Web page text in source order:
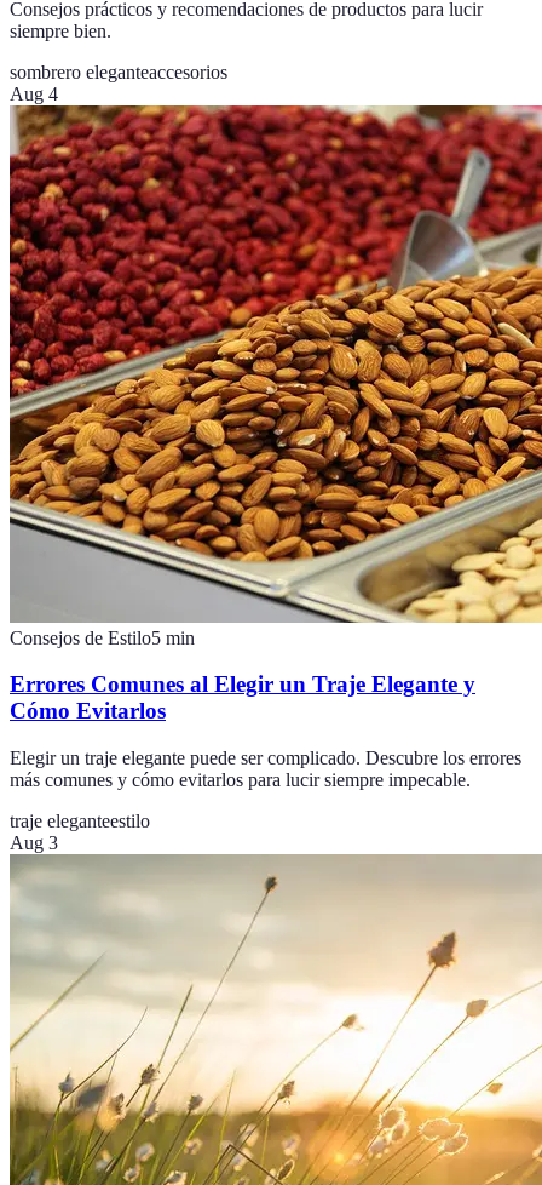
Consejos prácticos y recomendaciones de productos para lucir
siempre bien.
sombrero eleganteaccesorios
Aug 4
Consejos de Estilo5 min
Errores Comunes al Elegir un Traje Elegante y
Cómo Evitarlos
Elegir un traje elegante puede ser complicado. Descubre los errores
más comunes y cómo evitarlos para lucir siempre impecable.
traje eleganteestilo
Aug 3